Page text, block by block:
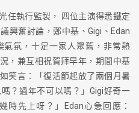
任執行監製， 四位主演得悉鐵定
興奮討論，鄭中基、Gigi、Edan
氛，十足一家人聚舊，非常熱
，兼互相祝賀拜早年，期間中基
笑言：「復活節起放了兩個月暑
？過年不可以嗎？」Gigi好奇一
時先上呀？」Edan心急回應：